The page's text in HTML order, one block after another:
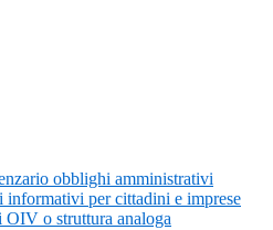
obblighi amministrativi
informativi per cittadini e imprese
OIV o struttura analoga